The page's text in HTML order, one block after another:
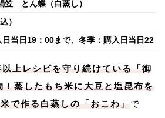
笠 とん蝶（白蒸し）
）
日当日19：00まで、冬季：購入日当日22：
以上レシピを守り続けている「御
蒸したもち米に大豆と塩昆布を
で作る白蒸しの「おこわ」 で